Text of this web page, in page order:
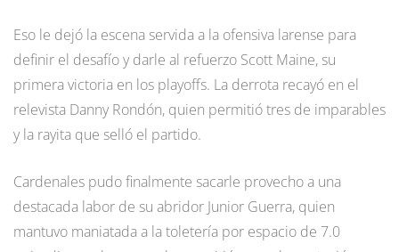
Eso le dejó la escena servida a la ofensiva larense para
definir el desafío y darle al refuerzo Scott Maine, su
primera victoria en los playoffs. La derrota recayó en el
relevista Danny Rondón, quien permitió tres de imparables
y la rayita que selló el partido.
Cardenales pudo finalmente sacarle provecho a una
destacada labor de su abridor Junior Guerra, quien
mantuvo maniatada a la toletería por espacio de 7.0